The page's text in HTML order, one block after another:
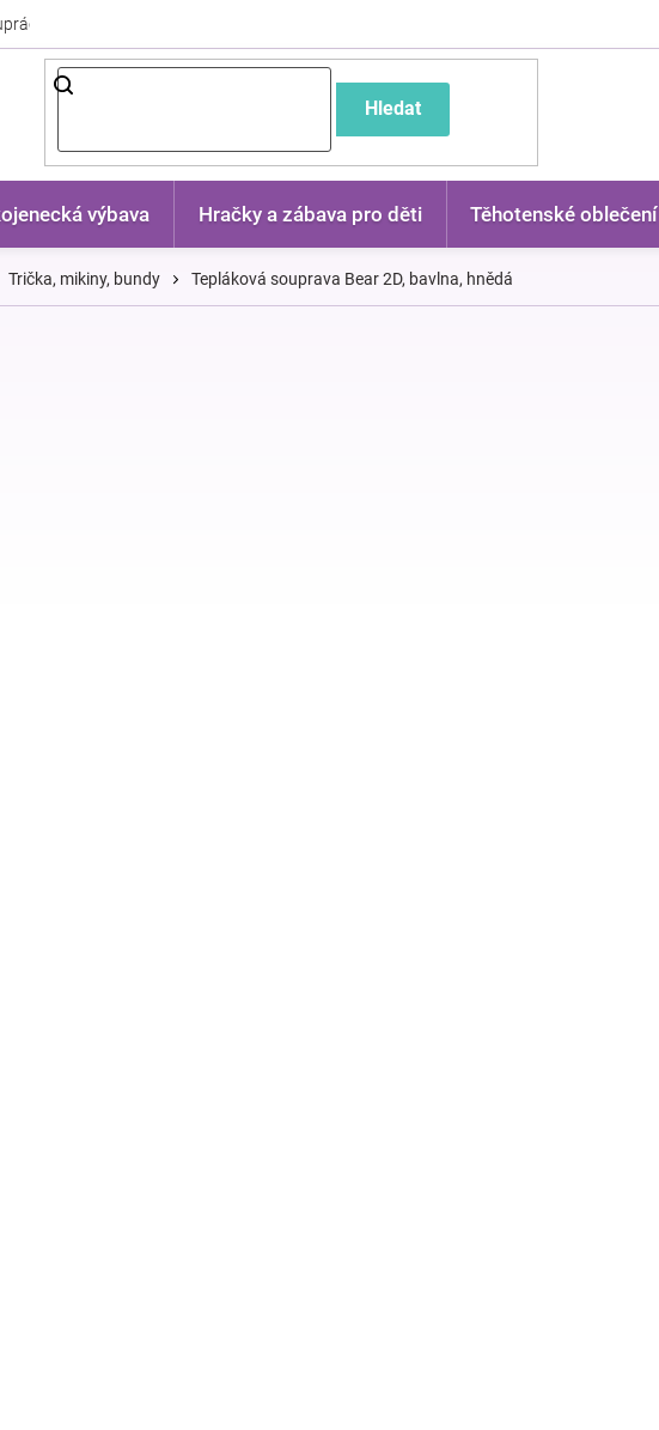
Hledat
výbava Hračky a zábava pro děti Těhotenské oblečení
Trička, mikiny, bundy Tepláková souprava Bear 2D, bavlna, hnědá